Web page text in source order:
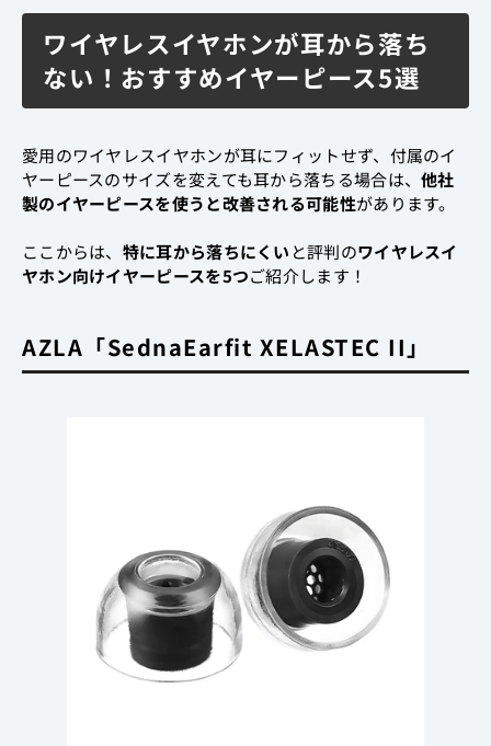
ワイヤレスイヤホンが耳から落ち
ない！おすすめイヤーピース5選
愛用のワイヤレスイヤホンが耳にフィットせず、付属のイ
ヤーピースのサイズを変えても耳から落ちる場合は、他社
製のイヤーピースを使うと改善される可能性があります。
ここからは、 特に耳から落ちにくい と評判のワイヤレスイ
ヤホン向けイヤーピースを5つご紹介します！
AZLA「SednaEarfit XELASTEC II」